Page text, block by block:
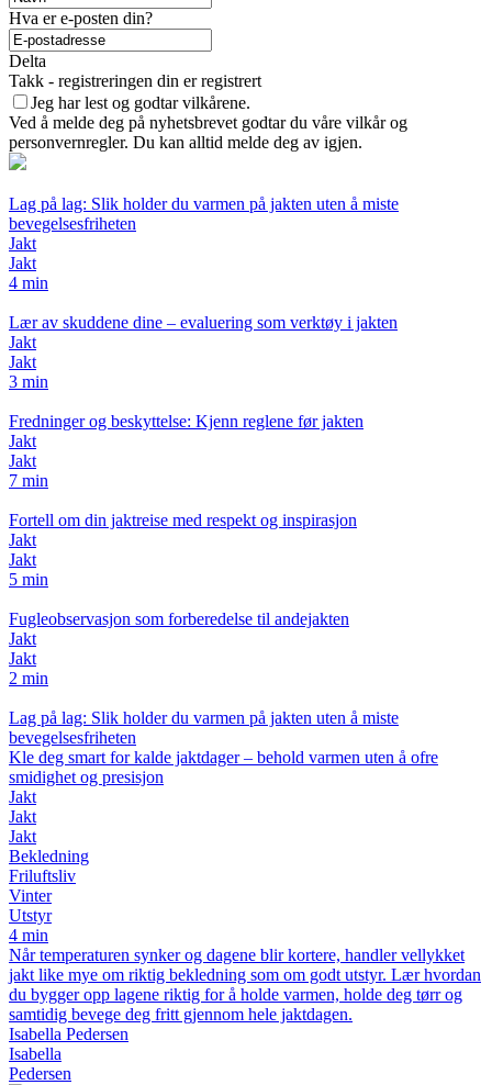
Hva er e-posten din?
Delta
Takk - registreringen din er registrert
Jeg har lest og godtar vilkårene.
Ved å melde deg på nyhetsbrevet godtar du våre vilkår og
personvernregler. Du kan alltid melde deg av igjen.
Lag på lag: Slik holder du varmen på jakten uten å miste
bevegelsesfriheten
Jakt
Jakt
4 min
Lær av skuddene dine – evaluering som verktøy i jakten
Jakt
Jakt
3 min
Fredninger og beskyttelse: Kjenn reglene før jakten
Jakt
Jakt
7 min
Fortell om din jaktreise med respekt og inspirasjon
Jakt
Jakt
5 min
Fugleobservasjon som forberedelse til andejakten
Jakt
Jakt
2 min
Lag på lag: Slik holder du varmen på jakten uten å miste
bevegelsesfriheten
Kle deg smart for kalde jaktdager – behold varmen uten å ofre
smidighet og presisjon
Jakt
Jakt
Jakt
Bekledning
Friluftsliv
Vinter
Utstyr
4 min
Når temperaturen synker og dagene blir kortere, handler vellykket
jakt like mye om riktig bekledning som om godt utstyr. Lær hvordan
du bygger opp lagene riktig for å holde varmen, holde deg tørr og
samtidig bevege deg fritt gjennom hele jaktdagen.
Isabella Pedersen
Isabella
Pedersen